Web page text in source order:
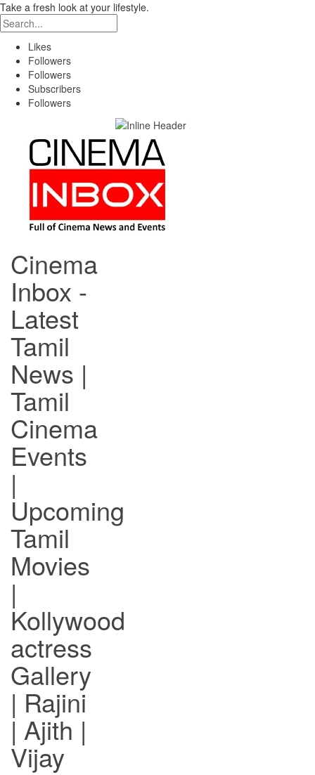
Take a fresh look at your lifestyle.
Likes
Followers
Followers
Subscribers
Followers
Cinema
Inbox -
Latest
Tamil
News |
Tamil
Cinema
Events
|
Upcoming
Tamil
Movies
|
Kollywood
actress
Gallery
| Rajini
| Ajith |
Vijay